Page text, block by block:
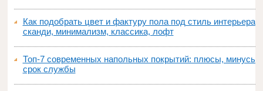
Как подобрать цвет и фактуру пола под стиль интерьера:
сканди, минимализм, классика, лофт
Топ‑7 современных напольных покрытий: плюсы, минусы,
срок службы